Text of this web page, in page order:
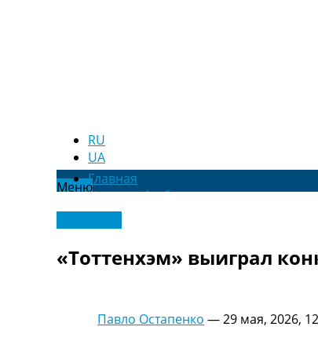
RU
UA
МенюГлавная
Новости футбола
Видео
Трансферы
Последние комментарии
Рейтинги
«Тоттенхэм» выиграл
Павло Остапенко —29 мая, 2026,